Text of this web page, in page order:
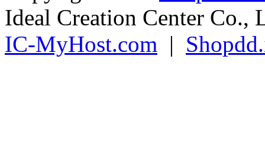
Ideal Creation Center Co.,
IC-MyHost.com |